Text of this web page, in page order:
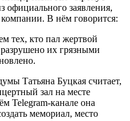
официального заявления,
В нём говорится:
тех, кто пал жертвой
их грязными
Татьяна Буцкая считает,
зал на месте
Telegram-канале она
мемориал, место